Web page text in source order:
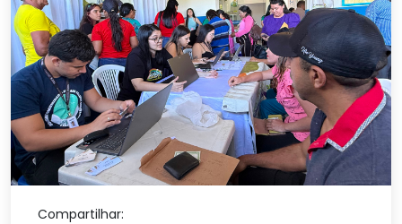
Compartilhar: